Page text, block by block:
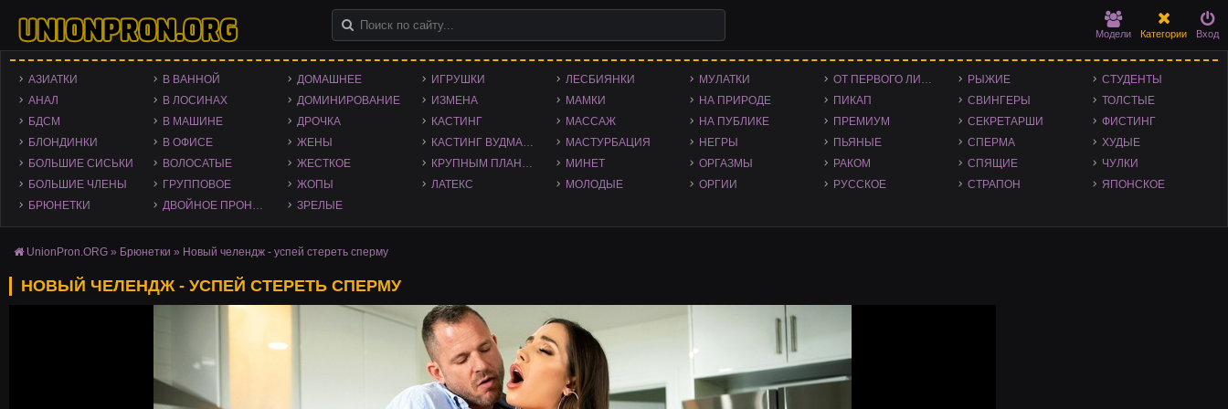
Модели Категории Вход
АЗИАТКИ
АНАЛ
БДСМ
БЛОНДИНКИ
БОЛЬШИЕ СИСЬКИ
БОЛЬШИЕ ЧЛЕНЫ
БРЮНЕТКИ
В ВАННОЙ
В ЛОСИНАХ
В МАШИНЕ
В ОФИСЕ
ВОЛОСАТЫЕ
ГРУППОВОЕ
ДВОЙНОЕ ПРОНИКНОВЕНИЕ
ДОМАШНЕЕ
ДОМИНИРОВАНИЕ
ДРОЧКА
ЖЕНЫ
ЖЕСТКОЕ
ЖОПЫ
ЗРЕЛЫЕ
ИГРУШКИ
ИЗМЕНА
КАСТИНГ
КАСТИНГ ВУДМАНА
КРУПНЫМ ПЛАНОМ
ЛАТЕКС
ЛЕСБИЯНКИ
МАМКИ
МАССАЖ
МАСТУРБАЦИЯ
МИНЕТ
МОЛОДЫЕ
МУЛАТКИ
НА ПРИРОДЕ
НА ПУБЛИКЕ
НЕГРЫ
ОРГАЗМЫ
ОРГИИ
ОТ ПЕРВОГО ЛИЦА - POV
ПИКАП
ПРЕМИУМ
ПЬЯНЫЕ
РАКОМ
РУССКОЕ
РЫЖИЕ
СВИНГЕРЫ
СЕКРЕТАРШИ
СПЕРМА
СПЯЩИЕ
СТРАПОН
СТУДЕНТЫ
ТОЛСТЫЕ
ФИСТИНГ
ХУДЫЕ
ЧУЛКИ
ЯПОНСКОЕ
UnionPron.ORG » Брюнетки » Новый челендж - успей стереть сперму
НОВЫЙ ЧЕЛЕНДЖ - УСПЕЙ СТЕРЕТЬ СПЕРМУ